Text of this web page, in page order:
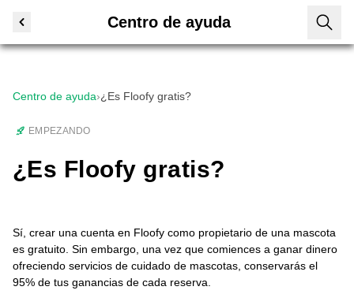
Centro de ayuda
Centro de ayuda›¿Es Floofy gratis?
EMPEZANDO
¿Es Floofy gratis?
Sí, crear una cuenta en Floofy como propietario de una mascota
es gratuito. Sin embargo, una vez que comiences a ganar dinero
ofreciendo servicios de cuidado de mascotas, conservarás el
95% de tus ganancias de cada reserva.